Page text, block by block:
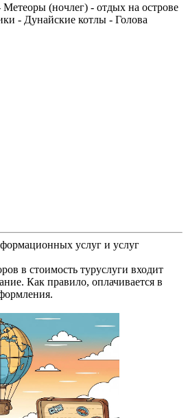
(ночлег) - отдых на острове
- Дунайские котлы - Голова
услуг и услуг
в стоимость туруслуги входит
Как правило, оплачивается в